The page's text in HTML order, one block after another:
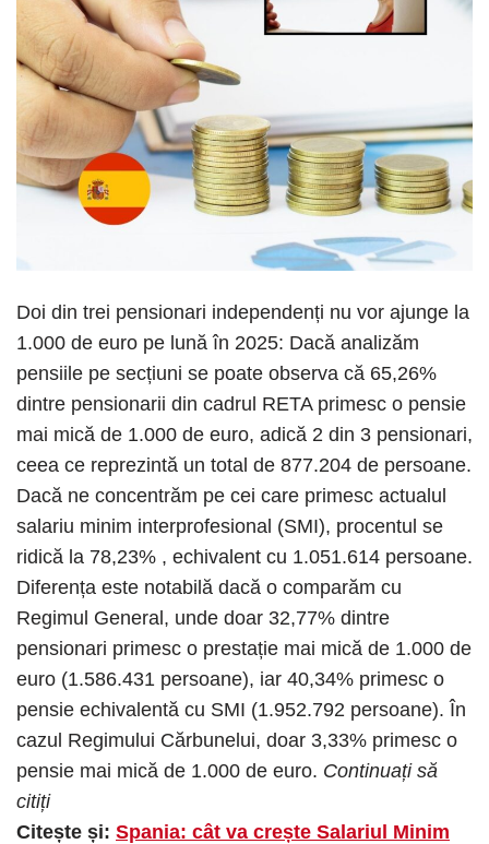
Doi din trei pensionari independenți nu vor ajunge la
1.000 de euro pe lună în 2025: Dacă analizăm
pensiile pe secțiuni se poate observa că 65,26%
dintre pensionarii din cadrul RETA primesc o pensie
mai mică de 1.000 de euro, adică 2 din 3 pensionari,
ceea ce reprezintă un total de 877.204 de persoane.
Dacă ne concentrăm pe cei care primesc actualul
salariu minim interprofesional (SMI), procentul se
ridică la 78,23% , echivalent cu 1.051.614 persoane.
Diferența este notabilă dacă o comparăm cu
Regimul General, unde doar 32,77% dintre
pensionari primesc o prestație mai mică de 1.000 de
euro (1.586.431 persoane), iar 40,34% primesc o
pensie echivalentă cu SMI (1.952.792 persoane). În
cazul Regimului Cărbunelui, doar 3,33% primesc o
pensie mai mică de 1.000 de euro. Continuați să
citiți
Citește și: Spania: cât va crește Salariul Minim